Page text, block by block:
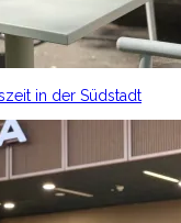
in der Südstadt